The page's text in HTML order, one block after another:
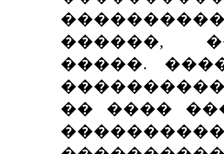
������,
�����.
�� ����